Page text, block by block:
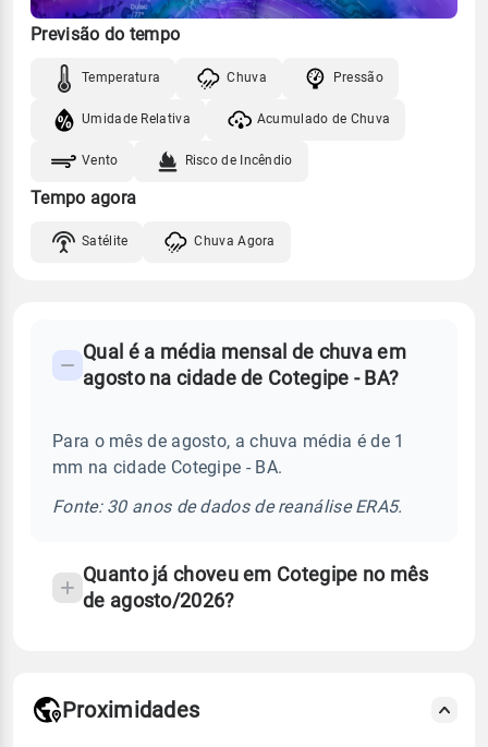
Previsão do tempo
Temperatura Chuva Pressão
Umidade Relativa Acumulado de Chuva
Vento Risco de Incêndio
Tempo agora
Satélite Chuva Agora
Perguntas
sobre
chuva
Qual é a média mensal de chuva em
agosto na cidade de Cotegipe - BA?
Para o mês de agosto, a chuva média é de 1
mm na cidade Cotegipe - BA.
Fonte: 30 anos de dados de reanálise ERA5.
Quanto já choveu em Cotegipe no mês
de agosto/2026?
Proximidades